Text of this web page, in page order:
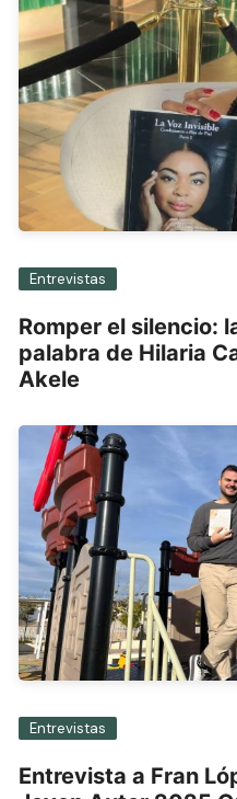
Entrevistas
Romper el silencio:
palabra de Hilaria
Akele
Entrevistas
Entrevista a Fran